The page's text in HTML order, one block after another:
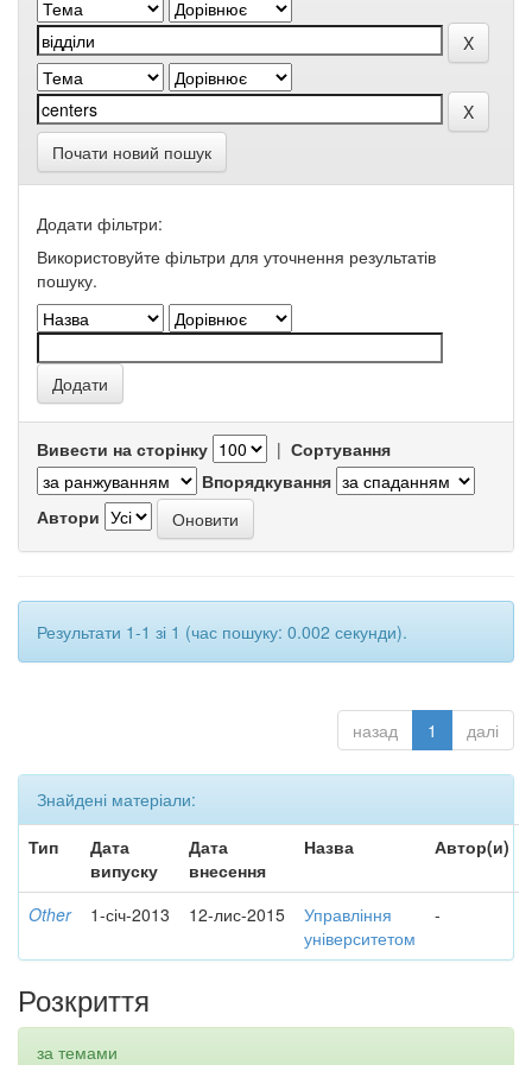
Почати новий пошук
Додати фільтри:
Використовуйте фільтри для уточнення результатів
пошуку.
Вивести на сторінку | Сортування
Впорядкування
Автори
Результати 1-1 зі 1 (час пошуку: 0.002 секунди).
назад 1 далі
Знайдені матеріали:
Тип
Дата
випуску
Дата
внесення
Назва Автор(и)
Other 1-січ-2013 12-лис-2015
Управління
університетом
-
Розкриття
за темами